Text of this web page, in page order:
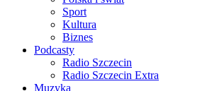
Sport
Kultura
Biznes
Podcasty
Radio Szczecin
Radio Szczecin Extra
Muzyka